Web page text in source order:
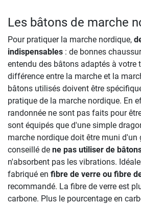
Les bâtons de marche
Pour pratiquer la marche nordique,
indispensables : de bonnes
entendu des bâtons adaptés à votre
différence entre la marche et la
bâtons utilisés doivent être
pratique de la marche nordique. En
randonnée ne sont pas faits pour
sont équipés que d'une simple
marche nordique doit être muni d'un
conseillé de ne pas utiliser de
n'absorbent pas les vibrations.
fabriqué en fibre de verre ou fibre
recommandé. La fibre de verre est
carbone. Plus le pourcentage en